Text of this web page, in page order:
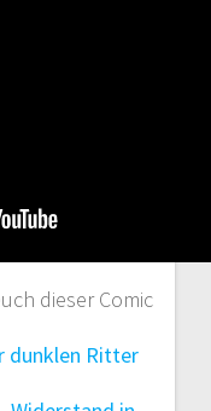
dieser Comic
dunklen Ritter